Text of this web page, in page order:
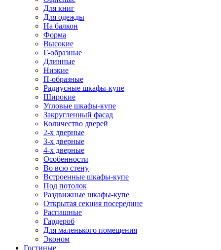
Для книг
Для одежды
На балкон
Форма
Высокие
Г-образные
Длинные
Низкие
П-образные
Радиусные шкафы-купе
Широкие
Угловые шкафы-купе
Закругленный фасад
Количество дверей
2-х дверные
3-х дверные
4-х дверные
Особенности
Во всю стену
Встроенные шкафы-купе
Под потолок
Раздвижные шкафы-купе
Открытая секция посередине
Распашные
Гардероб
Для маленького помещения
Эконом
Гостиные